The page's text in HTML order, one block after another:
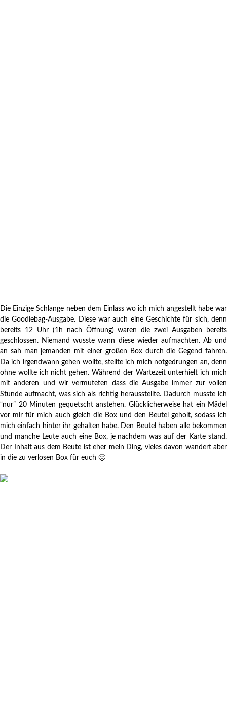
Die Einzige Schlange neben dem Einlass wo ich mich angestellt habe war
die Goodiebag-Ausgabe. Diese war auch eine Geschichte für sich, denn
bereits 12 Uhr (1h nach Öffnung) waren die zwei Ausgaben bereits
geschlossen. Niemand wusste wann diese wieder aufmachten. Ab und
an sah man jemanden mit einer großen Box durch die Gegend fahren.
Da ich irgendwann gehen wollte, stellte ich mich notgedrungen an, denn
ohne wollte ich nicht gehen. Während der Wartezeit unterhielt ich mich
mit anderen und wir vermuteten dass die Ausgabe immer zur vollen
Stunde aufmacht, was sich als richtig herausstellte. Dadurch musste ich
“nur” 20 Minuten gequetscht anstehen. Glücklicherweise hat ein Mädel
vor mir für mich auch gleich die Box und den Beutel geholt, sodass ich
mich einfach hinter ihr gehalten habe. Den Beutel haben alle bekommen
und manche Leute auch eine Box, je nachdem was auf der Karte stand.
Der Inhalt aus dem Beute ist eher mein Ding, vieles davon wandert aber
in die zu verlosen Box für euch 🙂